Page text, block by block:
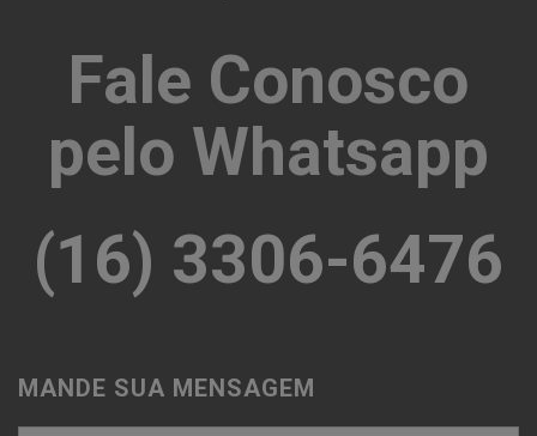
Fale Conosco
pelo Whatsapp
(16) 3306-6476
MANDE SUA MENSAGEM